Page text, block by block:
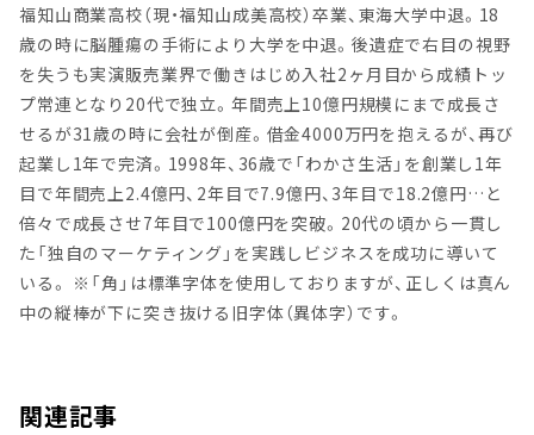
福知山商業高校（現・福知山成美高校）卒業、東海大学中退。18
歳の時に脳腫瘍の手術により大学を中退。後遺症で右目の視野
を失うも実演販売業界で働きはじめ入社2ヶ月目から成績トッ
プ常連となり20代で独立。年間売上10億円規模にまで成長さ
せるが31歳の時に会社が倒産。借金4000万円を抱えるが、再び
起業し1年で完済。1998年、36歳で「わかさ生活」を創業し1年
目で年間売上2.4億円、2年目で7.9億円、3年目で18.2億円…と
倍々で成長させ7年目で100億円を突破。20代の頃から一貫し
た「独自のマーケティング」を実践しビジネスを成功に導いて
いる。 ※「角」は標準字体を使用しておりますが、正しくは真ん
中の縦棒が下に突き抜ける旧字体（異体字）です。
関連記事